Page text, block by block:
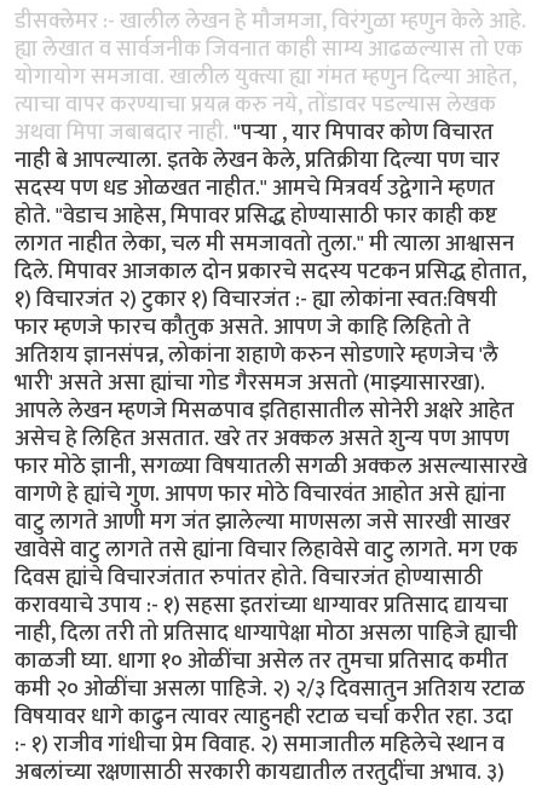
डीसक्लेमर :- खालील लेखन हे मौजमजा, विरंगुळा म्हणुन केले आहे.
ह्या लेखात व सार्वजनीक जिवनात काही साम्य आढळल्यास तो एक
योगायोग समजावा. खालील युक्त्या ह्या गंमत म्हणुन दिल्या आहेत,
त्याचा वापर करण्याचा प्रयत्न करु नये, तोंडावर पडल्यास लेखक
अथवा मिपा जबाबदार नाही."पर्‍या , यार मिपावर कोण विचारत
नाही बे आपल्याला. इतके लेखन केले, प्रतिक्रीया दिल्या पण चार
सदस्य पण धड ओळखत नाहीत." आमचे मित्रवर्य उद्वेगाने म्हणत
होते. "वेडाच आहेस, मिपावर प्रसिद्ध होण्यासाठी फार काही कष्ट
लागत नाहीत लेका, चल मी समजावतो तुला." मी त्याला आश्वासन
दिले. मिपावर आजकाल दोन प्रकारचे सदस्य पटकन प्रसिद्ध होतात,
१) विचारजंत २) टुकार १) विचारजंत :- ह्या लोकांना स्वत:विषयी
फार म्हणजे फारच कौतुक असते. आपण जे काहि लिहितो ते
अतिशय ज्ञानसंपन्न, लोकांना शहाणे करुन सोडणारे म्हणजेच 'लै
भारी' असते असा ह्यांचा गोड गैरसमज असतो (माझ्यासारखा).
आपले लेखन म्हणजे मिसळपाव इतिहासातील सोनेरी अक्षरे आहेत
असेच हे लिहित असतात. खरे तर अक्कल असते शुन्य पण आपण
फार मोठे ज्ञानी, सगळ्या विषयातली सगळी अक्कल असल्यासारखे
वागणे हे ह्यांचे गुण. आपण फार मोठे विचारवंत आहोत असे ह्यांना
वाटु लागते आणी मग जंत झालेल्या माणसला जसे सारखी साखर
खावेसे वाटु लागते तसे ह्यांना विचार लिहावेसे वाटु लागते. मग एक
दिवस ह्यांचे विचारजंतात रुपांतर होते. विचारजंत होण्यासाठी
करावयाचे उपाय :- १) सहसा इतरांच्या धाग्यावर प्रतिसाद द्यायचा
नाही, दिला तरी तो प्रतिसाद धाग्यापेक्षा मोठा असला पाहिजे ह्याची
काळजी घ्या. धागा १० ओळींचा असेल तर तुमचा प्रतिसाद कमीत
कमी २० ओळींचा असला पाहिजे. २) २/३ दिवसातुन अतिशय रटाळ
विषयावर धागे काढुन त्यावर त्याहुनही रटाळ चर्चा करीत रहा. उदा
:- १) राजीव गांधीचा प्रेम विवाह. २) समाजातील महिलेचे स्थान व
अबलांच्या रक्षणासाठी सरकारी कायद्यातील तरतुदींचा अभाव. ३)